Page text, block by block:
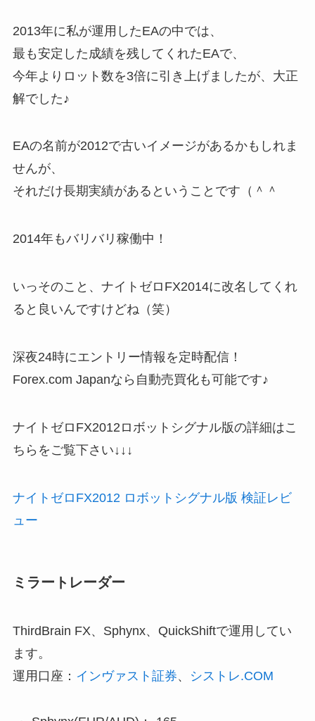
2013年に私が運用したEAの中では、
最も安定した成績を残してくれたEAで、
今年よりロット数を3倍に引き上げましたが、大正
解でした♪
EAの名前が2012で古いイメージがあるかもしれま
せんが、
それだけ長期実績があるということです（＾＾
2014年もバリバリ稼働中！
いっそのこと、ナイトゼロFX2014に改名してくれ
ると良いんですけどね（笑）
深夜24時にエントリー情報を定時配信！
Forex.com Japanなら自動売買化も可能です♪
ナイトゼロFX2012ロボットシグナル版の詳細はこ
ちらをご覧下さい↓↓↓
ナイトゼロFX2012 ロボットシグナル版 検証レビ
ュー
ミラートレーダー
ThirdBrain FX、Sphynx、QuickShiftで運用してい
ます。
運用口座： インヴァスト証券、 シストレ.COM